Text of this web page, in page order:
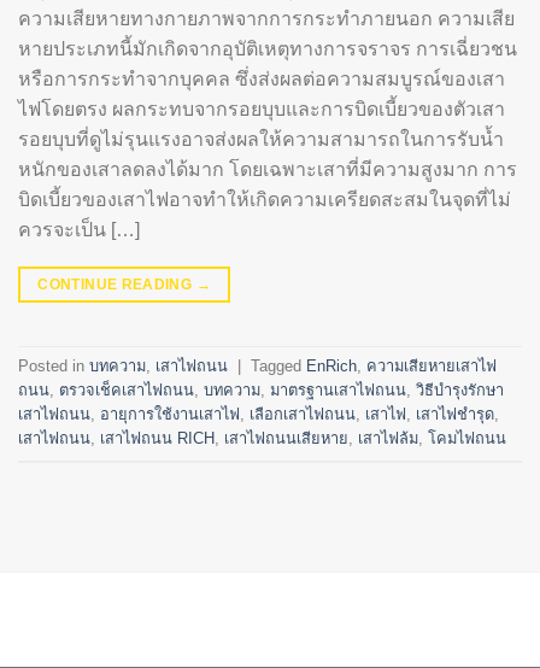
ความเสียหายทางกายภาพจากการกระทำภายนอก ความเสีย
หายประเภทนี้มักเกิดจากอุบัติเหตุทางการจราจร การเฉี่ยวชน
หรือการกระทำจากบุคคล ซึ่งส่งผลต่อความสมบูรณ์ของเสา
ไฟโดยตรง ผลกระทบจากรอยบุบและการบิดเบี้ยวของตัวเสา
รอยบุบที่ดูไม่รุนแรงอาจส่งผลให้ความสามารถในการรับน้ำ
หนักของเสาลดลงได้มาก โดยเฉพาะเสาที่มีความสูงมาก การ
บิดเบี้ยวของเสาไฟอาจทำให้เกิดความเครียดสะสมในจุดที่ไม่
ควรจะเป็น […]
CONTINUE READING →
Posted in บทความ, เสาไฟถนน Tagged EnRich, ความเสียหายเสาไฟ
ถนน, ตรวจเช็คเสาไฟถนน, บทความ, มาตรฐานเสาไฟถนน, วิธีบำรุงรักษา
เสาไฟถนน, อายุการใช้งานเสาไฟ , เลือกเสาไฟถนน, เสาไฟ , เสาไฟชำรุด,
เสาไฟถนน, เสาไฟถนน RICH , เสาไฟถนนเสียหาย, เสาไฟล้ม, โคมไฟถนน